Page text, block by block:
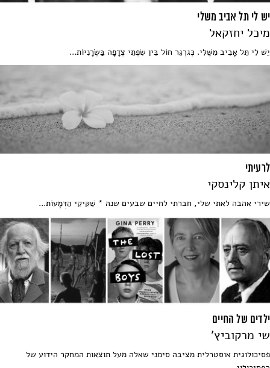
יש לי תל אביב משלי
מיכל יחזקאל
יֵשׁ לִי תֵּל אָבִיב מִשֶּׁלִּי. כְּגרְגֵּר חוֹל בֵּין שִׂפְתֵי צְדָפָה בַּשְׂרָנִיּוֹת...
לרעיתי
איתן קלינסקי
שירי אהבה לאתי שלי, חברתי לחיים שבעים שנה * שַׁקִּיקֵי הַדְּמָעוֹת...
ילדים של החיים
שי מרקוביץ'
פסיכולוגית אוסטרלית מציבה סימני שאלה מעל תוצאות המחקר הידוע של